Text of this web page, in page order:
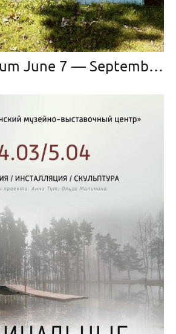
Griffin Museum June 7 — September 15, 2024